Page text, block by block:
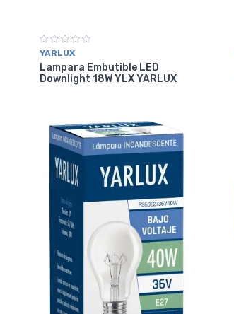
YARLUX
Lampara Embutible LED
Downlight 18W YLX YARLUX